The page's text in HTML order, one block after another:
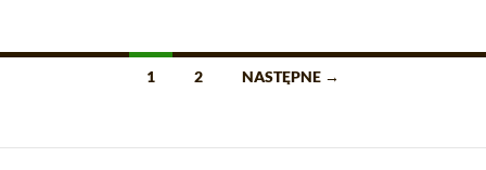
wpisach
1 2 NASTĘPNE →